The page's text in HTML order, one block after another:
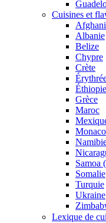
Cuisines et
Albanie
Belize
Chypre
Crète
Éthiopie
Grèce
Maroc
Monaco
Samoa
Somalie
Turquie
Ukraine
Lexique de